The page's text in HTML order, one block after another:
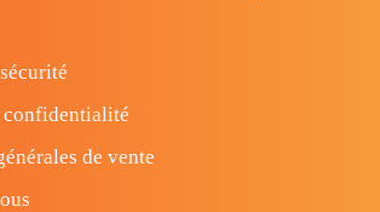
de vente